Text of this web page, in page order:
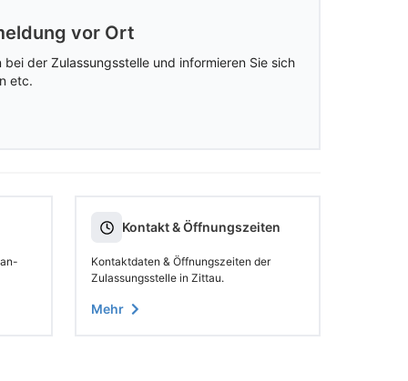
vor Ort
bei der Zulassungsstelle und informieren Sie sich
etc.
Kontakt & Öffnungszeiten
Kontaktdaten & Öffnungszeiten der
Zulassungsstelle in Zittau.
Mehr